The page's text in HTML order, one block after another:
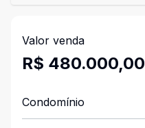
Valor venda
R$ 480.000,00
Condomínio